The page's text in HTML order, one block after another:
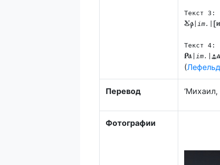
Текст 3:
Ꙋр |im.|
Текст 4:
Ра |im.|
(
Перевод
Фотографии